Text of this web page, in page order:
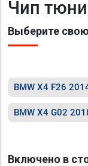
Чип
Выберите
BMW X4 F26
BMW X4 G02
Включено в